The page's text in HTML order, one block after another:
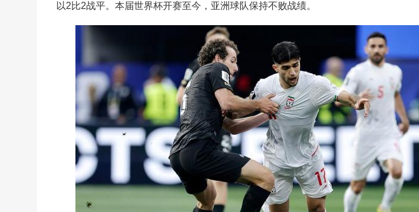
以2比2战平。本届世界杯开赛至今，亚洲球队保持不败战绩。